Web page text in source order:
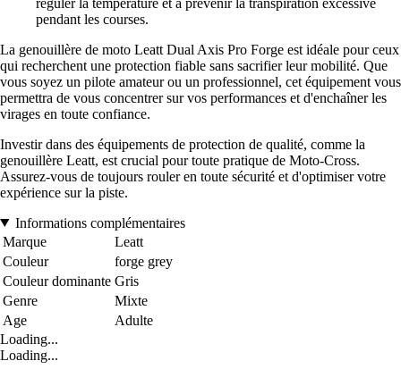
pendant les courses.
La genouillère de moto Leatt Dual Axis Pro Forge est idéale pour ceux
qui recherchent une protection fiable sans sacrifier leur mobilité. Que
vous soyez un pilote amateur ou un professionnel, cet équipement vous
permettra de vous concentrer sur vos performances et d'enchaîner les
virages en toute confiance.
Investir dans des équipements de protection de qualité, comme la
genouillère Leatt, est crucial pour toute pratique de Moto-Cross.
Assurez-vous de toujours rouler en toute sécurité et d'optimiser votre
expérience sur la piste.
Informations complémentaires
Marque
Leatt
Couleur
forge grey
Couleur dominante Gris
Genre
Mixte
Age
Adulte
Loading...
Loading...